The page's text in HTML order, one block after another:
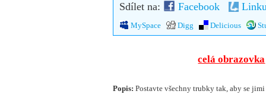
Sdílet na: Facebook
MySpace Digg Delicious
celá obrazovka
Popis: Postavte všechny trubky tak, aby se